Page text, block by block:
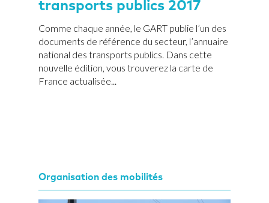
transports publics 2017
Comme chaque année, le GART publie l’un des
documents de référence du secteur, l’annuaire
national des transports publics. Dans cette
nouvelle édition, vous trouverez la carte de
France actualisée...
Organisation des mobilités